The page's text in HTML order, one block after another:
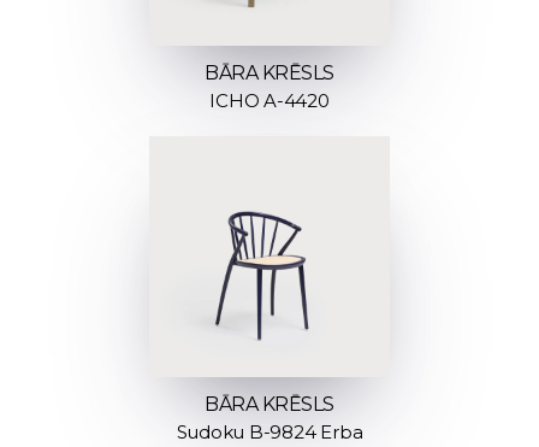
BĀRA KRĒSLS
ICHO A-4420
BĀRA KRĒSLS
Sudoku B-9824 Erba